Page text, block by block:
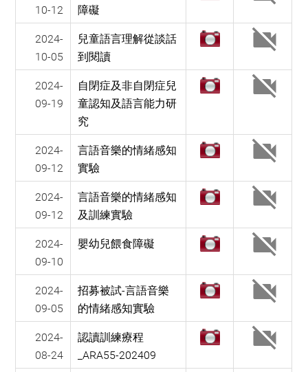
10-12
障礙
2024-
10-05
兒童語言理解從談話
到閱讀
2024-
09-19
自閉症及非自閉症兒
童認知及語言能力研
究
2024-
09-12
言語音樂的情緒感知
實驗
2024-
09-12
言語音樂的情緒感知
及訓練實驗
2024-
09-10
嬰幼兒餵食障礙
2024-
09-05
招募被試-言語音樂
的情緒感知實驗
2024-
08-24
認讀訓練療程
_ARA55-202409